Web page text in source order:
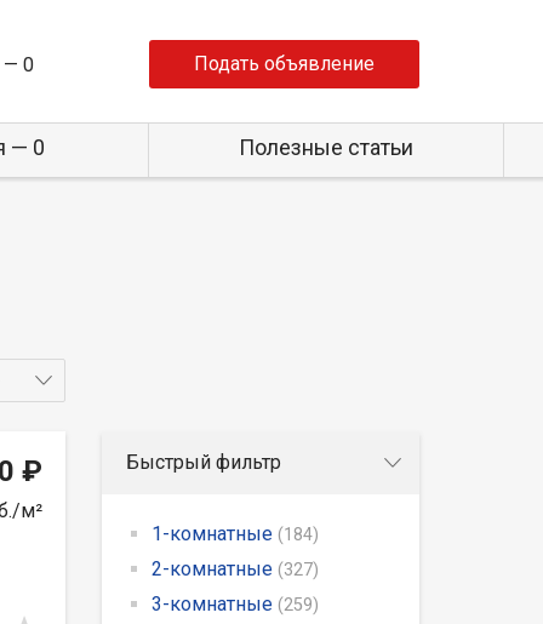
— 0 Подать объявление
— 0 Полезные статьи
₽
м²
Быстрый фильтр
1-комнатные (184)
2-комнатные (327)
3-комнатные (259)